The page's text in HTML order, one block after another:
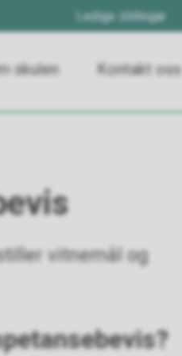
Ledige stillingar
skulen Kontakt oss
vitnemål og